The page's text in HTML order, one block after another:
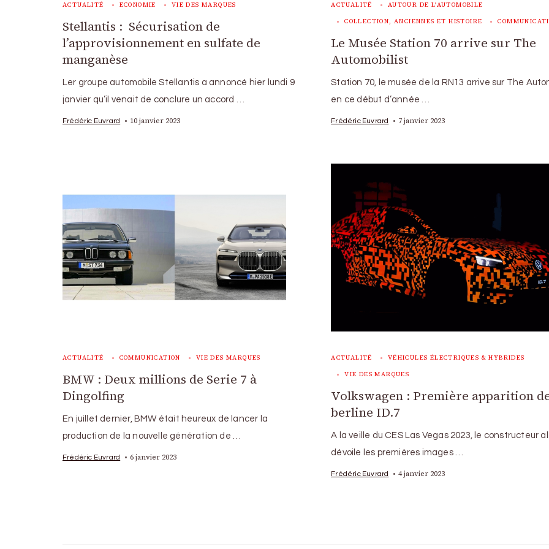
ACTUALITÉ ECONOMIE VIE DES MARQUES
Stellantis : Sécurisation de
l’approvisionnement en sulfate de
manganèse
Ler groupe automobile Stellantis a annoncé hier lundi 9
janvier qu’il venait de conclure un accord …
Frédéric Euvrard 10 janvier 2023
ACTUALITÉ AUTOUR DE L'AUTOMOBILE
COLLECTION, ANCIENNES ET HISTOIRE
Le Musée Station 70 arrive sur The
Automobilist
Station 70, le musée de la RN13 arrive sur The
en ce début d’année …
Frédéric Euvrard 7 janvier 2023
ACTUALITÉ COMMUNICATION VIE DES MARQUES
BMW : Deux millions de Serie 7 à
Dingolfing
En juillet dernier, BMW était heureux de lancer la
production de la nouvelle génération de …
Frédéric Euvrard 6 janvier 2023
ACTUALITÉ VÉHICULES ÉLECTRIQUES & HYBRIDES
VIE DES MARQUES
Volkswagen : Première apparition
berline ID.7
A la veille du CES Las Vegas 2023, le constructeur
dévoile les premières images …
Frédéric Euvrard 4 janvier 2023